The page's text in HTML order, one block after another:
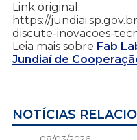
Link original:
https://
discute-inovacoes-
Leia mais sobre Fab
Jundiaí de
NOTÍCIAS